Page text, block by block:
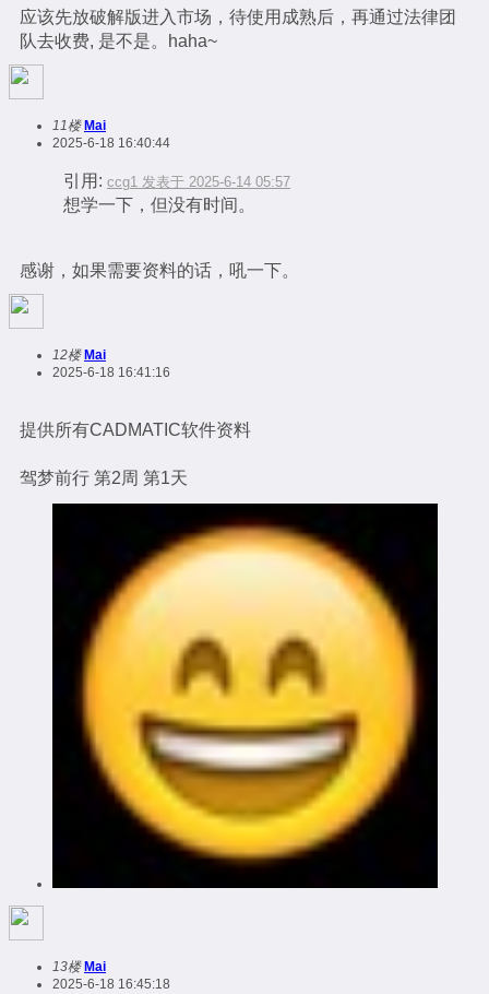
应该先放破解版进入市场，待使用成熟后，再通过法律团
队去收费, 是不是。haha~
11楼 Mai
2025-6-18 16:40:44
引用: ccg1 发表于 2025-6-14 05:57
想学一下，但没有时间。
感谢，如果需要资料的话，吼一下。
12楼 Mai
2025-6-18 16:41:16
提供所有CADMATIC软件资料
驾梦前行 第2周 第1天
13楼 Mai
2025-6-18 16:45:18